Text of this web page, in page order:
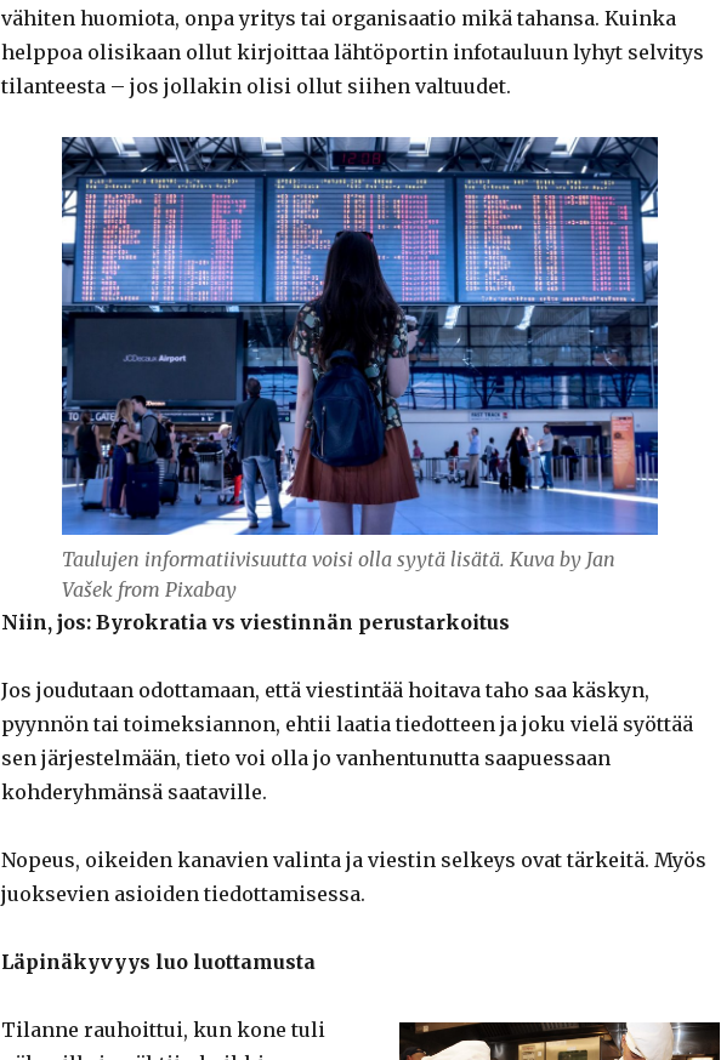
vähiten huomiota, onpa yritys tai organisaatio mikä tahansa. Kuinka
helppoa olisikaan ollut kirjoittaa lähtöportin infotauluun lyhyt selvitys
tilanteesta – jos jollakin olisi ollut siihen valtuudet.
Taulujen informatiivisuutta voisi olla syytä lisätä. Kuva by Jan
Vašek from Pixabay
Niin, jos: Byrokratia vs viestinnän perustarkoitus
Jos joudutaan odottamaan, että viestintää hoitava taho saa käskyn,
pyynnön tai toimeksiannon, ehtii laatia tiedotteen ja joku vielä syöttää
sen järjestelmään, tieto voi olla jo vanhentunutta saapuessaan
kohderyhmänsä saataville.
Nopeus, oikeiden kanavien valinta ja viestin selkeys ovat tärkeitä. Myös
juoksevien asioiden tiedottamisessa.
Läpinäkyvyys luo luottamusta
Tilanne rauhoittui, kun kone tuli